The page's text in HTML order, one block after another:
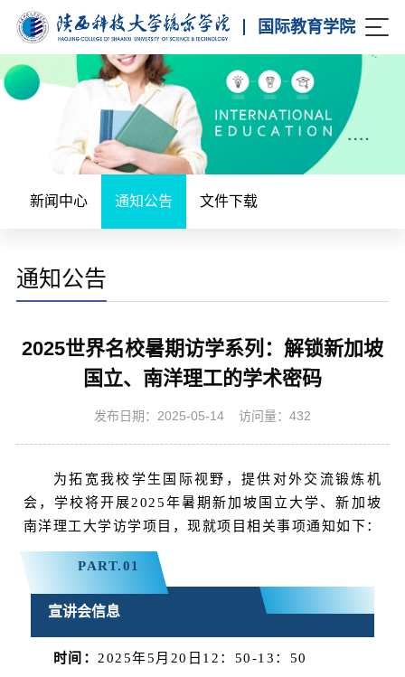
国际教育学院
新闻中心 通知公告 文件下载
通知公告
2025世界名校暑期访学系列：解锁新加坡
国立、南洋理工的学术密码
发布日期：2025-05-14 访问量： 432
为拓宽我校学生国际视野，提供对外交流锻炼机
会，学校将开展2025年暑期新加坡国立大学、新加坡
南洋理工大学访学项目，现就项目相关事项通知如下：
PART.01
宣讲会信息
时间： 2025年5月20日12：50-13：50